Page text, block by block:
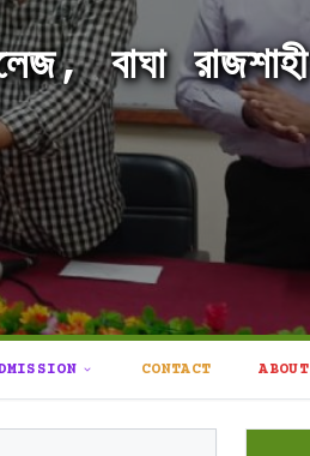
বাঘা রাজশাহী
CONTACT ABOUT